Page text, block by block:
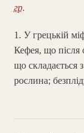
гр.
1. У грецькій
Кефея, що після
що складається
рослина;